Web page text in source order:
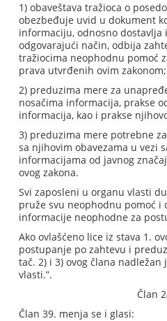
1) obaveštava tražioca o
obezbeđuje uvid u dokument
informaciju, odnosno dostavlja
odgovarajući način, odbija
tražiocima neophodnu pomoć
prava utvrđenih ovim zakonom;
2) preduzima mere za
nosačima informacija, prakse
informacija, kao i prakse
3) preduzima mere potrebne
sa njihovim obavezama u vezi
informacijama od javnog
ovog zakona.
Svi zaposleni u organu vlasti
pruže svu neophodnu pomoć i
informacije neophodne za
Ako ovlašćeno lice iz stava 1.
postupanje po zahtevu i
tač. 2) i 3) ovog člana
vlasti.”.
Član
Član 39. menja se i glasi: